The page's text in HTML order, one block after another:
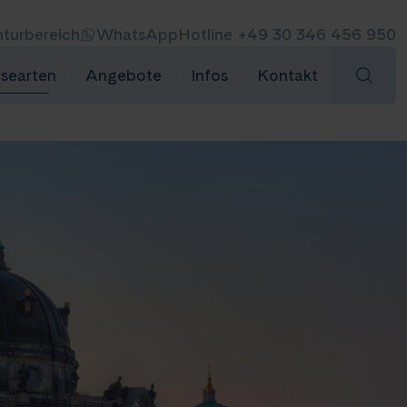
WhatsAppHotline +49 30 346 456 950
Angebote Infos Kontakt